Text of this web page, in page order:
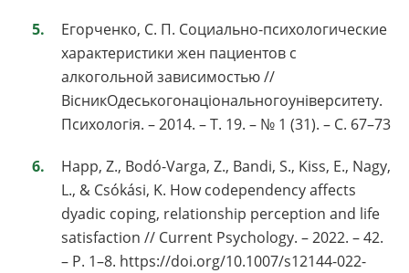
Егорченко, С. П. Социально-психологические
характеристики жен пациентов с
алкогольной зависимостью //
ВісникОдеськогонаціональногоуніверситету.
Психологія. – 2014. – Т. 19. – № 1 (31). – С. 67–73
Happ, Z., Bodó-Varga, Z., Bandi, S., Kiss, E., Nagy,
L., & Csókási, K. How codependency affects
dyadic coping, relationship perception and life
satisfaction // Current Psychology. – 2022. – 42.
– P. 1–8. https://doi.org/10.1007/s12144-022-